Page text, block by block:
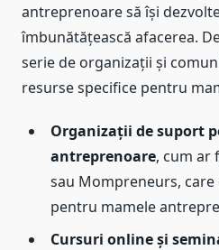
antreprenoare să își
îmbunătățească afacerea.
serie de organizații și
resurse specifice pentru
Organizații de suport
antreprenoare, cum ar
sau Mompreneurs,
pentru mamele
Cursuri online și